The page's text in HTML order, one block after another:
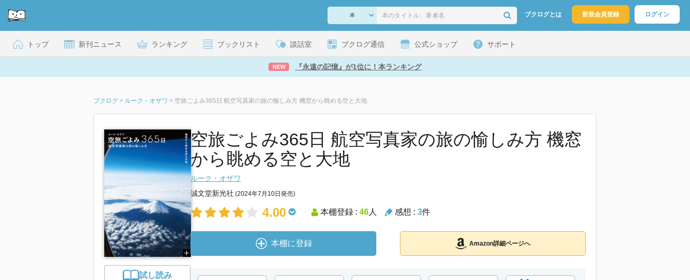
ブクログとは 新規会員登録 ログイン
トップ 新刊ニュース ランキング ブックリスト 談話室 ブクログ通信 公式ショップ サポート
NEW 『永遠の記憶』が1位に！本ランキング
ブクログ > ルーク・オザワ > 空旅ごよみ365日 航空写真家の旅の愉しみ方 機窓から眺める空と大地
試し読み
空旅ごよみ365日 航空写真家の旅の愉しみ方 機窓
から眺める空と大地
ルーク・オザワ
誠文堂新光社 (2024年7月10日発売)
4.00 本棚登録 : 46人 感想 : 3件
本棚に登録 Amazon詳細ページへ